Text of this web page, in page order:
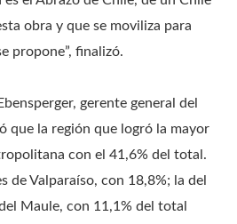
obra y que se moviliza para
propone”, finalizó.
gerente general del
que la región que logró la mayor
con el 41,6% del total.
de Valparaíso, con 18,8%; la del
Maule, con 11,1% del total